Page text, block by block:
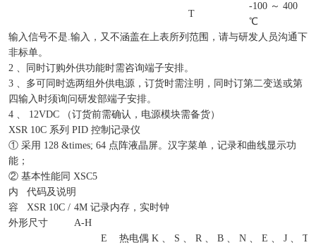
T
-100 ～ 400
℃
输入信号不是.输入，又不涵盖在上表所列范围，请与研发人员沟通下
非标单。
2 、同时订购外供功能时需咨询端子安排。
3 、多可同时选两组外供电源，订货时需注明，同时订第二变送或第
四输入时须询问研发部端子安排。
4 、 12VDC （订货前需确认，电源模块需备货）
XSR 10C 系列 PID 控制记录仪
① 采用 128 &times; 64 点阵液晶屏。汉字菜单，记录和曲线显示功
能；
② 基本性能同 XSC5
内
容
代码及说明
XSR 10C / 4M 记录内存，实时钟
外形尺寸
A-H
E
热电偶 K 、 S 、 R 、 B 、 N 、 E 、 J 、 T